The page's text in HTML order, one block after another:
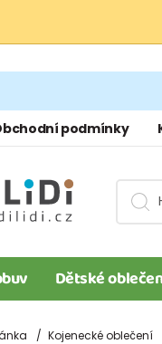
podmínky
Dětské
Kojenecké oblečení